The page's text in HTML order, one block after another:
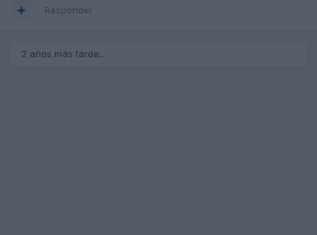
Responder
2 años más tarde...